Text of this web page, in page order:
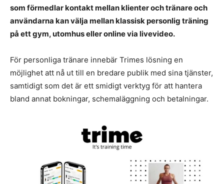
som förmedlar kontakt mellan klienter och tränare och
användarna kan välja mellan klassisk personlig träning
på ett gym, utomhus eller online via livevideo.
För personliga tränare innebär Trimes lösning en
möjlighet att nå ut till en bredare publik med sina tjänster,
samtidigt som det är ett smidigt verktyg för att hantera
bland annat bokningar, schemaläggning och betalningar.